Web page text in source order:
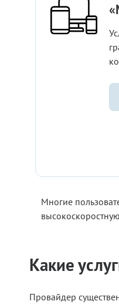
Многие
Какие
Провайдер